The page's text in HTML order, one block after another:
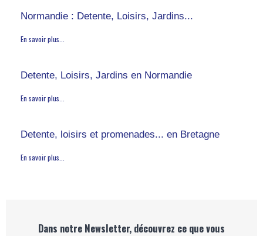
Normandie : Detente, Loisirs, Jardins...
En savoir plus...
Detente, Loisirs, Jardins en Normandie
En savoir plus...
Detente, loisirs et promenades... en Bretagne
En savoir plus...
Dans notre Newsletter, découvrez ce que vous